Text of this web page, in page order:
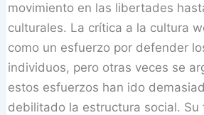
movimiento en las libertades
culturales. La crítica a la cultura
como un esfuerzo por defender
individuos, pero otras veces se
estos esfuerzos han ido
debilitado la estructura social. Su